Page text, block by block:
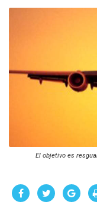
El objetivo es